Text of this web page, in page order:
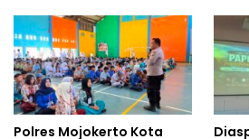
Polres Mojokerto Kota